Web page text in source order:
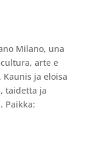
Milano, una
arte e
ja eloisa
taidetta ja
Paikka: